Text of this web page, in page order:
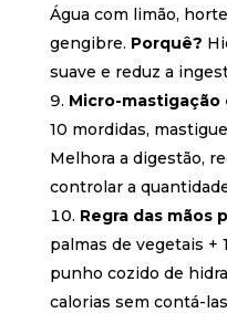
Água com limão,
gengibre. Porquê?
suave e reduz a
Micro-
10 mordidas,
Melhora a digestão,
controlar a
Regra das mãos
palmas de vegetais +
punho cozido de
calorias sem contá-